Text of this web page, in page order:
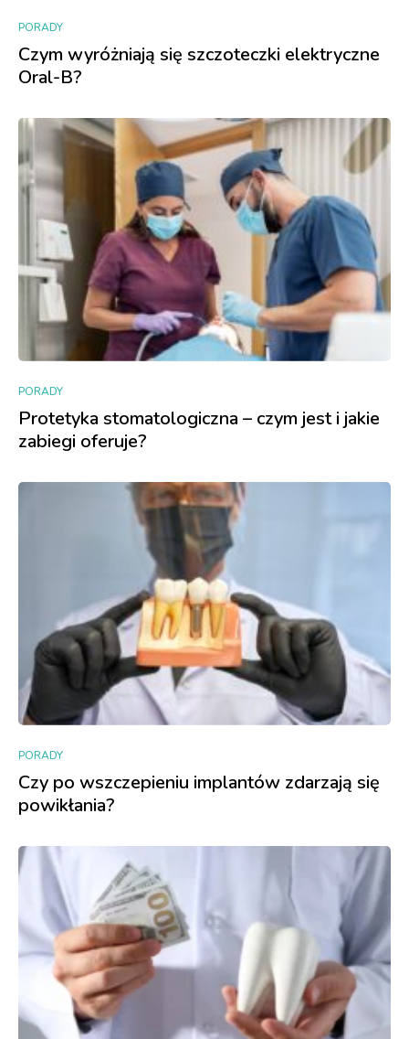
PORADY
Czym wyróżniają się szczoteczki elektryczne
Oral-B?
PORADY
Protetyka stomatologiczna – czym jest i jakie
zabiegi oferuje?
PORADY
Czy po wszczepieniu implantów zdarzają się
powikłania?